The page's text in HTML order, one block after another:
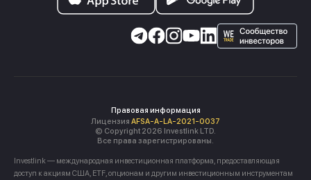
Правовая информация
Лицензия AFSA-A-LA-2021-0037
© Copyright 2026 Investlink LTD.
Все права зарегистрированы.
Investlink — международная инвестиционная платформа, предоставляющая
доступ к акциям США, ETF, опционам и другим инвестиционным инструментам